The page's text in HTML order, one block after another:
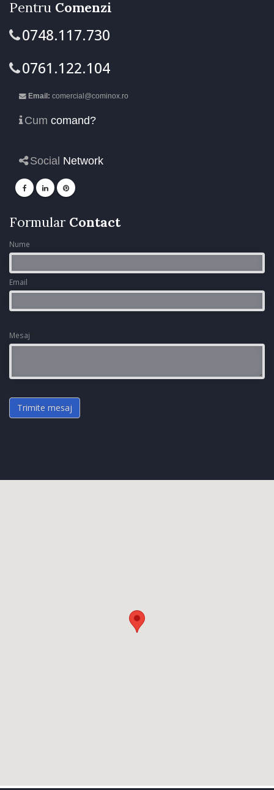
Pentru Comenzi
0748.117.730
0761.122.104
Email: comercial@cominox.ro
Cum comand?
Social Network
Formular Contact
Nume
Email
Mesaj